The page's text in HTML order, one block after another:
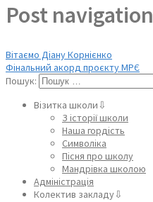
Post navigation
Вітаємо Діану Корнієнко
Фінальний акорд проєкту МРЄ
Пошук:
Візитка школи⇩
З історії школи
Наша гордість
Символіка
Пісня про школу
Мандрівка школою
Адміністрація
Колектив закладу⇩